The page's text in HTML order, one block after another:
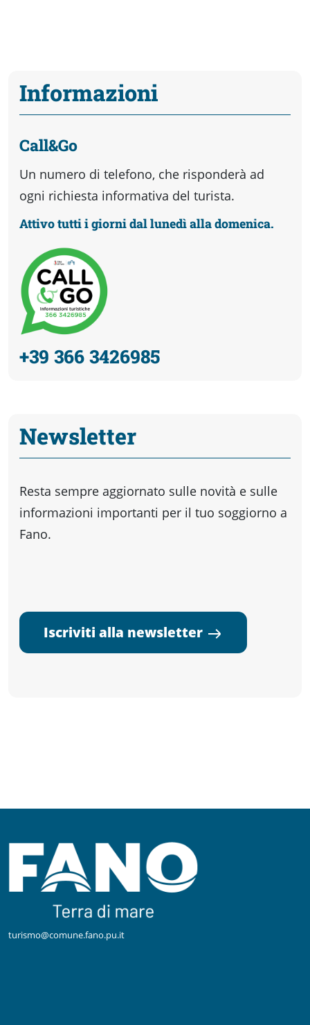
Informazioni
Call&Go
Un numero di telefono, che risponderà ad
ogni richiesta informativa del turista.
Attivo tutti i giorni dal lunedì alla domenica.
+39 366 3426985
Newsletter
Resta sempre aggiornato sulle novità e sulle
informazioni importanti per il tuo soggiorno a
Fano.
Iscriviti alla newsletter
turismo@comune.fano.pu.it